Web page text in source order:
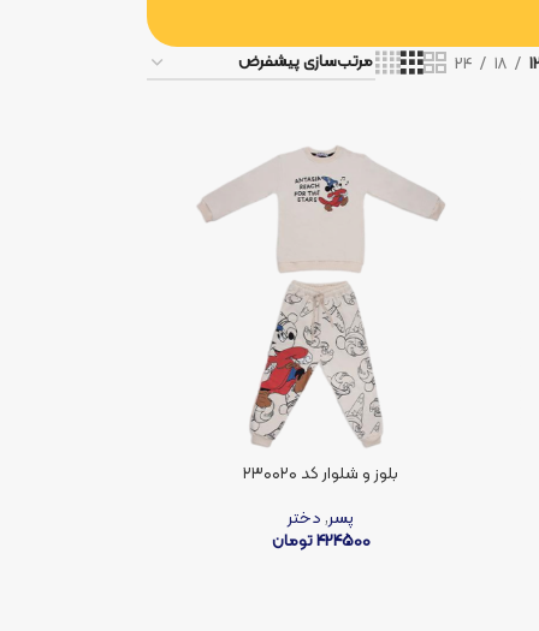
18
24
بلوز و شلوار کد ۲۳۰۰۲۰
پسر,دختر
424500تومان